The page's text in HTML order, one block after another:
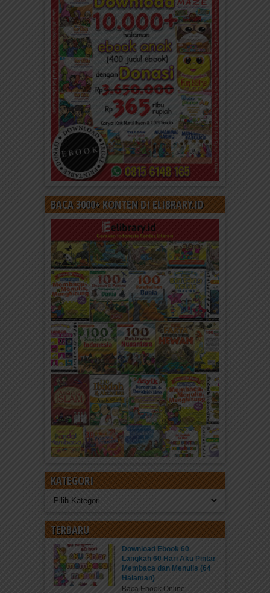
BACA 3000+ KONTEN DI ELIBRARY.ID
KATEGORI
Kategori
TERBARU
Download Ebook 60
Langkah 60 Hari Aku Pintar
Membaca dan Menulis (64
Halaman)
Baca Ebook Online